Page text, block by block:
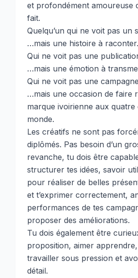
et profondément amoureuse
fait.
Quelqu’un qui ne voit pas un
…mais une histoire à raconter.
Qui ne voit pas une
…mais une émotion à
Qui ne voit pas une
…mais une occasion de faire
marque ivoirienne aux quatre
monde.
Les créatifs ne sont pas
diplômés. Pas besoin d’un
revanche, tu dois être
structurer tes idées, savoir
pour réaliser de belles
et t’exprimer correctement,
performances de tes
proposer des améliorations.
Tu dois également être
proposition, aimer
travailler sous pression et
détail.